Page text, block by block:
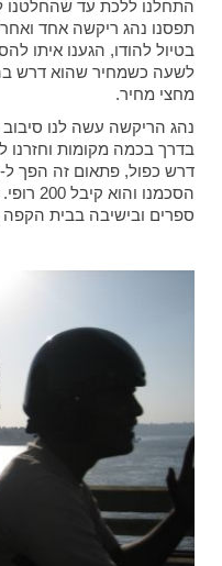
התחלנו ללכת עד שהחלטנו
תפסנו נהג ריקשה אחד
מחצי מחיר.
נהג הריקשה עשה לנו
בדרך בכמה מקומות וחזרנו
הסכמנו
ספרים ובישיבה בבית